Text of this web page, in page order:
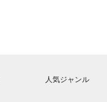
人気ジャンル